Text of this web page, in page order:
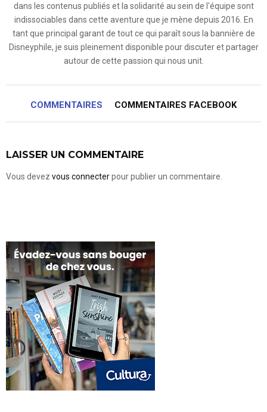
dans les contenus publiés et la solidarité au sein de l'équipe sont
indissociables dans cette aventure que je mène depuis 2016. En
tant que principal garant de tout ce qui paraît sous la bannière de
Disneyphile, je suis pleinement disponible pour discuter et partager
autour de cette passion qui nous unit.
COMMENTAIRES COMMENTAIRES FACEBOOK
LAISSER UN COMMENTAIRE
Vous devez vous connecterpour publier un commentaire.